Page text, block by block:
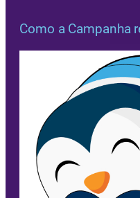
Como a Campanha